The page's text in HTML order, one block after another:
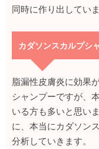
同時に作り出していま
カダソンスカルプシ
脂漏性皮膚炎に効果
シャンプーですが、
いる方も多いと思い
に、本当にカダソン
分析していきます。